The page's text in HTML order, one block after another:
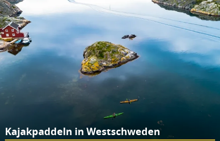
Kajakpaddeln in Westschweden